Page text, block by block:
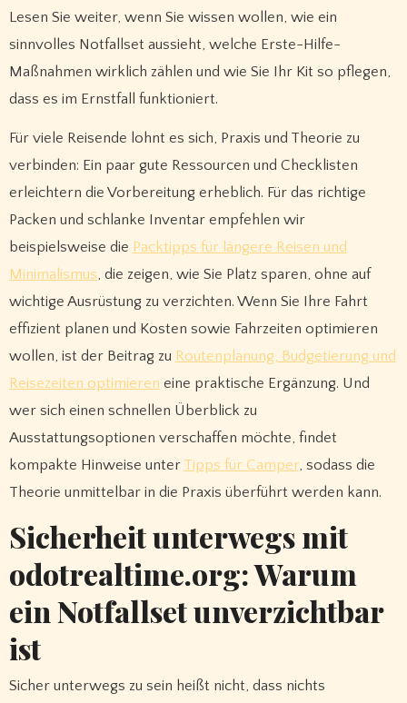
Lesen Sie weiter, wenn Sie wissen wollen, wie ein
sinnvolles Notfallset aussieht, welche Erste-Hilfe-
Maßnahmen wirklich zählen und wie Sie Ihr Kit so pflegen,
dass es im Ernstfall funktioniert.
Für viele Reisende lohnt es sich, Praxis und Theorie zu
verbinden: Ein paar gute Ressourcen und Checklisten
erleichtern die Vorbereitung erheblich. Für das richtige
Packen und schlanke Inventar empfehlen wir
beispielsweise die Packtipps für längere Reisen und
Minimalismus, die zeigen, wie Sie Platz sparen, ohne auf
wichtige Ausrüstung zu verzichten. Wenn Sie Ihre Fahrt
effizient planen und Kosten sowie Fahrzeiten optimieren
wollen, ist der Beitrag zu Routenplanung, Budgetierung und
Reisezeiten optimieren eine praktische Ergänzung. Und
wer sich einen schnellen Überblick zu
Ausstattungsoptionen verschaffen möchte, findet
kompakte Hinweise unter Tipps für Camper, sodass die
Theorie unmittelbar in die Praxis überführt werden kann.
Sicherheit unterwegs mit
odotrealtime.org: Warum
ein Notfallset unverzichtbar
ist
Sicher unterwegs zu sein heißt nicht, dass nichts